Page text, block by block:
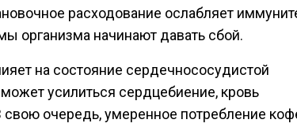
расходование ослабляет
организма начинают давать сбой.
на состояние сердечнососудистой
усилиться сердцебиение, кровь
свою очередь, умеренное потребление